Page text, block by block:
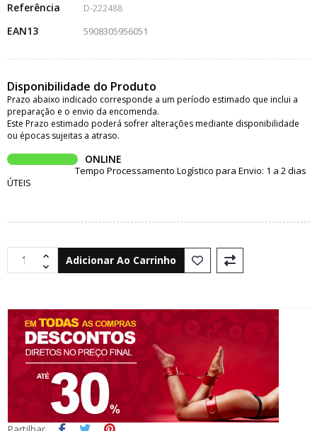
Referência D-222488
EAN13 5908305956051
Disponibilidade do Produto
Prazo abaixo indicado corresponde a um período estimado que inclui a
preparação e o envio da encomenda.
Este Prazo estimado poderá sofrer alterações mediante disponibilidade
ou épocas sujeitas a atraso.
ONLINE
Tempo Processamento Logístico para Envio: 1 a 2 dias
ÚTEIS
Adicionar Ao Carrinho